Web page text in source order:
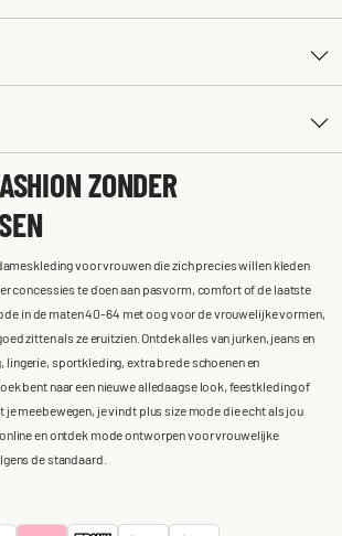
ZONDER
voor vrouwen die zich precies willen kleden
concessies te doen aan pasvorm, comfort of de laatste
in de maten 40-64 met oog voor de vrouwelijke vormen,
zitten als ze eruitzien. Ontdek alles van jurken, jeans en
sportkleding, extra brede schoenen en
bent naar een nieuwe alledaagse look, feestkleding of
je meebewegen, je vindt plus size mode die echt als jou
en ontdek mode ontworpen voor vrouwelijke
de standaard.